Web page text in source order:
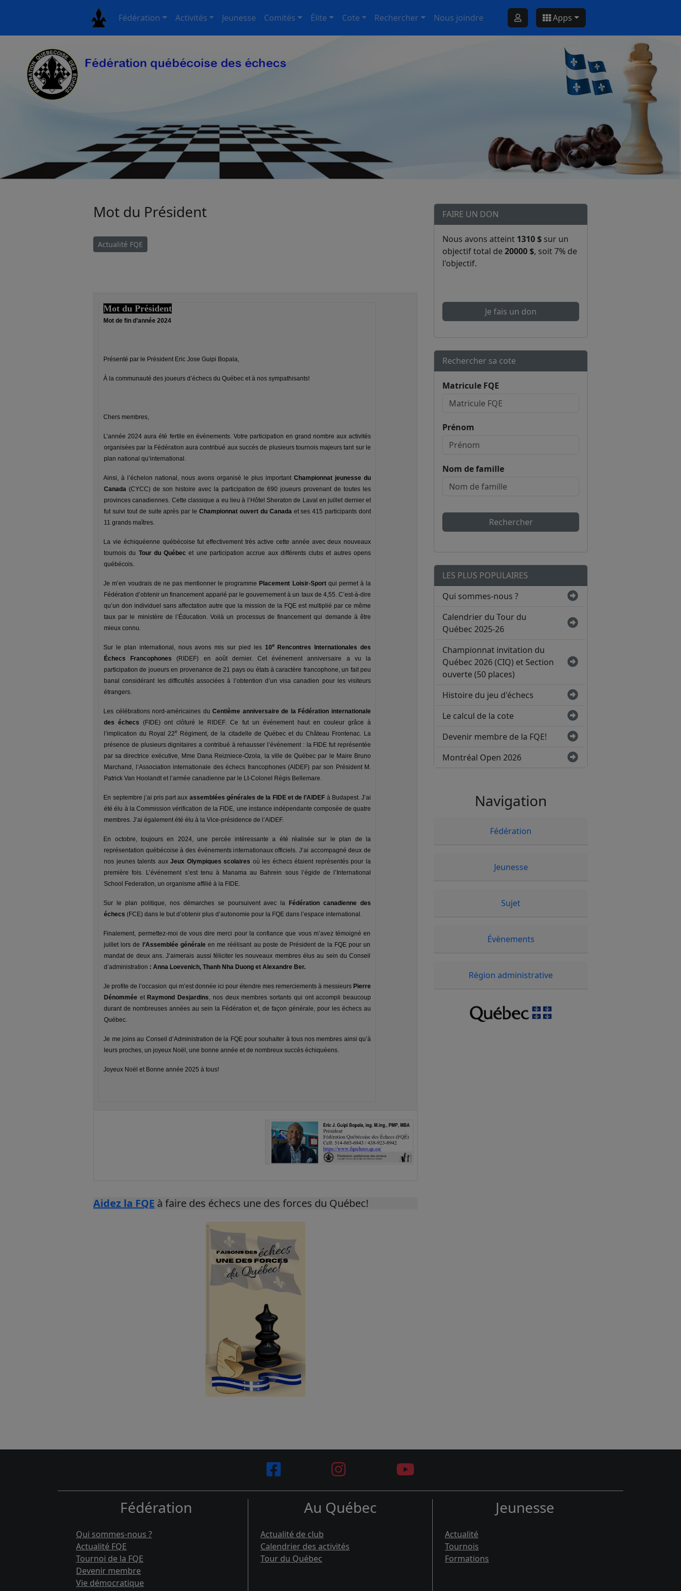
Fédération Activités Jeunesse Comités Élite Cote Rechercher Nous joindre Apps
Mot du Président
Actualité FQE
Mot du Président
Mot de fin d’année 2024
Présenté par le Président Eric Jose Guipi Bopala,
À la communauté des joueurs d’échecs du Québec et à nos sympathisants!
Chers membres,
L’année 2024 aura été fertile en événements. Votre participation en grand nombre aux activités
organisées par la Fédération aura contribué aux succès de plusieurs tournois majeurs tant sur le
plan national qu’international.
Ainsi, à l’échelon national, nous avons organisé le plus importantChampionnat jeunesse du
Canada (CYCC) de son histoire avec la participation de 690 joueurs provenant de toutes les
provinces canadiennes. Cette classique a eu lieu à l’Hôtel Sheraton de Laval en juillet dernier et
fut suivi tout de suite après par le Championnat ouvert du Canadaet ses 415 participants dont
11 grands maîtres.
La vie échiquéenne québécoise fut effectivement très active cette année avec deux nouveaux
tournois du Tour du Québec et une participation accrue aux différents clubs et autres opens
québécois.
Je m’en voudrais de ne pas mentionner le programme Placement Loisir-Sportqui permet à la
Fédération d’obtenir un financement apparié par le gouvernement à un taux de 4,55. C’est-à-dire
qu’un don individuel sans affectation autre que la mission de la FQE est multiplié par ce même
taux par le ministère de l’Éducation. Voilà un processus de financement qui demande à être
mieux connu.
Sur le plan international, nous avons mis sur pied les 10eRencontres Internationales des
Échecs Francophones (RIDEF) en août dernier. Cet événement anniversaire a vu la
participation de joueurs en provenance de 21 pays ou états à caractère francophone, un fait peu
banal considérant les difficultés associées à l’obtention d’un visa canadien pour les visiteurs
étrangers.
Les célébrations nord-américaines duCentième anniversaire de la Fédération internationale
des échecs (FIDE) ont clôturé le RIDEF. Ce fut un événement haut en couleur grâce à
l’implication du Royal 22e
Régiment, de la citadelle de Québec et du Château Frontenac. La
présence de plusieurs dignitaires a contribué à rehausser l’événement : la FIDE fut représentée
par sa directrice exécutive, Mme Dana Reizniece-Ozola, la ville de Québec par le Maire Bruno
Marchand, l’Association internationale des échecs francophones (AIDEF) par son Président M.
Patrick Van Hoolandt et l’armée canadienne par le Lt-Colonel Régis Bellemare.
En septembre j’ai pris part aux assemblées générales de la FIDE et de l’AIDEF à Budapest. J’ai
été élu à la Commission vérification de la FIDE, une instance indépendante composée de quatre
membres. J’ai également été élu à la Vice-présidence de l’AIDEF.
En octobre, toujours en 2024, une percée intéressante a été réalisée sur le plan de la
représentation québécoise à des événements internationaux officiels. J’ai accompagné deux de
nos jeunes talents auxJeux Olympiques scolaires où les échecs étaient représentés pour la
première fois. L’événement s’est tenu à Manama au Bahrein sous l’égide de l’International
School Federation, un organisme affilié à la FIDE.
Sur le plan politique, nos démarches se poursuivent avec la
Fédération canadienne des
échecs (FCE) dans le but d’obtenir plus d’autonomie pour la FQE dans l’espace international.
Finalement, permettez-moi de vous dire merci pour la confiance que vous m’avez témoigné en
juillet lors de
l’Assemblée généraleen me réélisant au poste de Président de la FQE pour un
mandat de deux ans. J’aimerais aussi féliciter les nouveaux membres élus au sein du Conseil
d’administration : Anna Loevenich, Thanh Nha Duong et Alexandre Ber.
Je profite de l’occasion qui m’est donnée ici pour étendre mes remerciements à messieurs Pierre
Dénommée et Raymond Desjardins, nos deux membres sortants qui ont accompli beaucoup
durant de nombreuses années au sein la Fédération et, de façon générale, pour les échecs au
Québec.
Je me joins au Conseil d’Administration de la FQE pour souhaiter à tous nos membres ainsi qu’à
leurs proches, un joyeux Noël, une bonne année et de nombreux succès échiquéens.
Joyeux Noël et Bonne année 2025 à tous!
Aidez la FQE à faire des échecs une des forces du Québec!
FAIRE UN DON
Nous avons atteint 1310 $ sur un
objectif total de 20000 $, soit 7% de
l'objectif.
Je fais un don
Rechercher sa cote
Matricule FQE
Prénom
Nom de famille
Rechercher
LES PLUS POPULAIRES
Qui sommes-nous ?
Calendrier du Tour du
Québec 2025-26
Championnat invitation du
Québec 2026 (CIQ) et Section
ouverte (50 places)
Histoire du jeu d'échecs
Le calcul de la cote
Devenir membre de la FQE!
Montréal Open 2026
Navigation
Fédération
Jeunesse
Sujet
Évènements
Région administrative
Fédération
Qui sommes-nous ?
Actualité FQE
Tournoi de la FQE
Devenir membre
Vie démocratique
Au Québec
Actualité de club
Calendrier des activités
Tour du Québec
Jeunesse
Actualité
Tournois
Formations